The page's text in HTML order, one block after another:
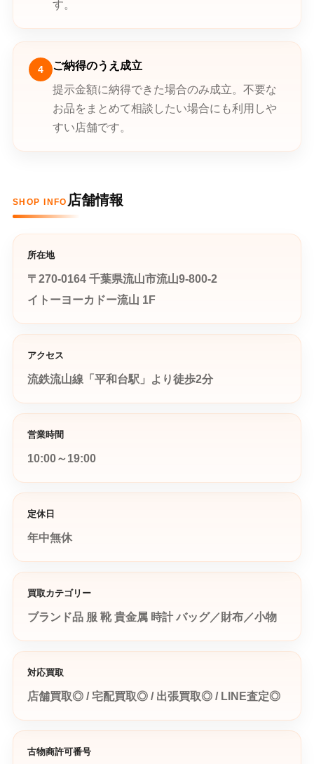
す。
4
ご納得のうえ成立
提示金額に納得できた場合のみ成立。不要な
お品をまとめて相談したい場合にも利用しや
すい店舗です。
SHOP INFO 店舗情報
所在地
〒270-0164 千葉県流山市流山9-800-2
イトーヨーカドー流山 1F
アクセス
流鉄流山線「平和台駅」より徒歩2分
営業時間
10:00～19:00
定休日
年中無休
買取カテゴリー
ブランド品 服 靴 貴金属 時計 バッグ／財布／小物
対応買取
店舗買取◎ / 宅配買取◎ / 出張買取◎ / LINE査定◎
古物商許可番号